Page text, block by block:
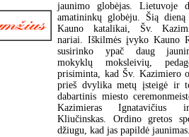
jaunimo globėjas. Lietuvoje
amatininkų globėju. Šią
Kauno katalikai, Šv.
nariai. Iškilmės įvyko Kauno
susirinko ypač daug
mokyklų moksleivių,
prisiminta, kad Šv. Kazimiero
prieš dvylika metų įsteigė ir
dabartinis miesto
Kazimieras Ignatavičius
Kliučinskas. Ordino gretos
džiugu, kad jas papildė